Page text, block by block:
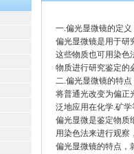
一.偏光显微镜的定义
偏光显微镜是用于研
这些物质也可用染色
物质进行研究鉴定的
二.偏光显微镜的特
将普通光改变为偏正
泛地应用在化学.矿
偏光显微是鉴定物质
用染色法来进行观察
偏光显微镜的特点，